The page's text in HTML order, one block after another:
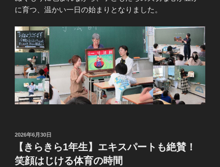
に育つ、温かい一日の始まりとなりました。
投
日:
2026年6月30日
【きらきら1年生】エキスパートも絶賛！
笑顔はじける体育の時間